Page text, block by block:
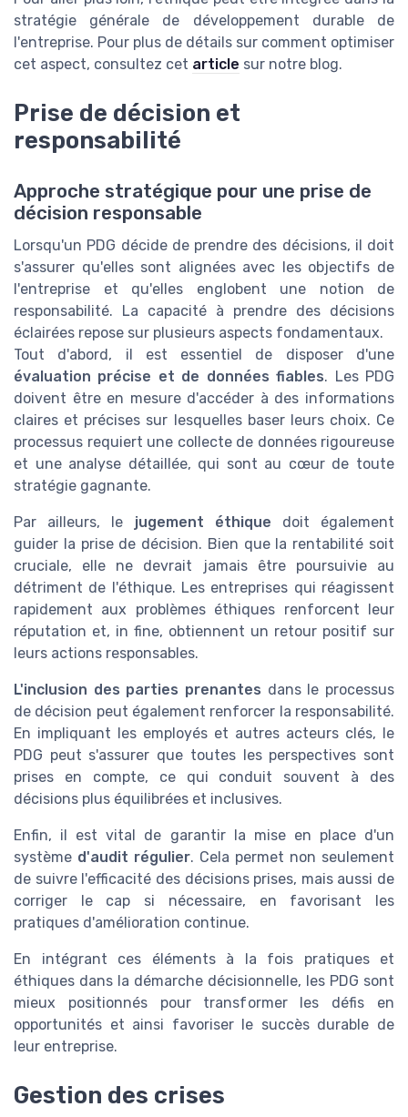
stratégie générale de développement durable de
l'entreprise. Pour plus de détails sur comment optimiser
cet aspect, consultez cet article sur notre blog.
Prise de décision et
responsabilité
Approche stratégique pour une prise de
décision responsable
Lorsqu'un PDG décide de prendre des décisions, il doit
s'assurer qu'elles sont alignées avec les objectifs de
l'entreprise et qu'elles englobent une notion de
responsabilité. La capacité à prendre des décisions
éclairées repose sur plusieurs aspects fondamentaux.
Tout d'abord, il est essentiel de disposer d'une
évaluation précise et de données fiables. Les PDG
doivent être en mesure d'accéder à des informations
claires et précises sur lesquelles baser leurs choix. Ce
processus requiert une collecte de données rigoureuse
et une analyse détaillée, qui sont au cœur de toute
stratégie gagnante.
Par ailleurs, le jugement éthique doit également
guider la prise de décision. Bien que la rentabilité soit
cruciale, elle ne devrait jamais être poursuivie au
détriment de l'éthique. Les entreprises qui réagissent
rapidement aux problèmes éthiques renforcent leur
réputation et, in fine, obtiennent un retour positif sur
leurs actions responsables.
L'inclusion des parties prenantes dans le processus
de décision peut également renforcer la responsabilité.
En impliquant les employés et autres acteurs clés, le
PDG peut s'assurer que toutes les perspectives sont
prises en compte, ce qui conduit souvent à des
décisions plus équilibrées et inclusives.
Enfin, il est vital de garantir la mise en place d'un
système d'audit régulier. Cela permet non seulement
de suivre l'efficacité des décisions prises, mais aussi de
corriger le cap si nécessaire, en favorisant les
pratiques d'amélioration continue.
En intégrant ces éléments à la fois pratiques et
éthiques dans la démarche décisionnelle, les PDG sont
mieux positionnés pour transformer les défis en
opportunités et ainsi favoriser le succès durable de
leur entreprise.
Gestion des crises